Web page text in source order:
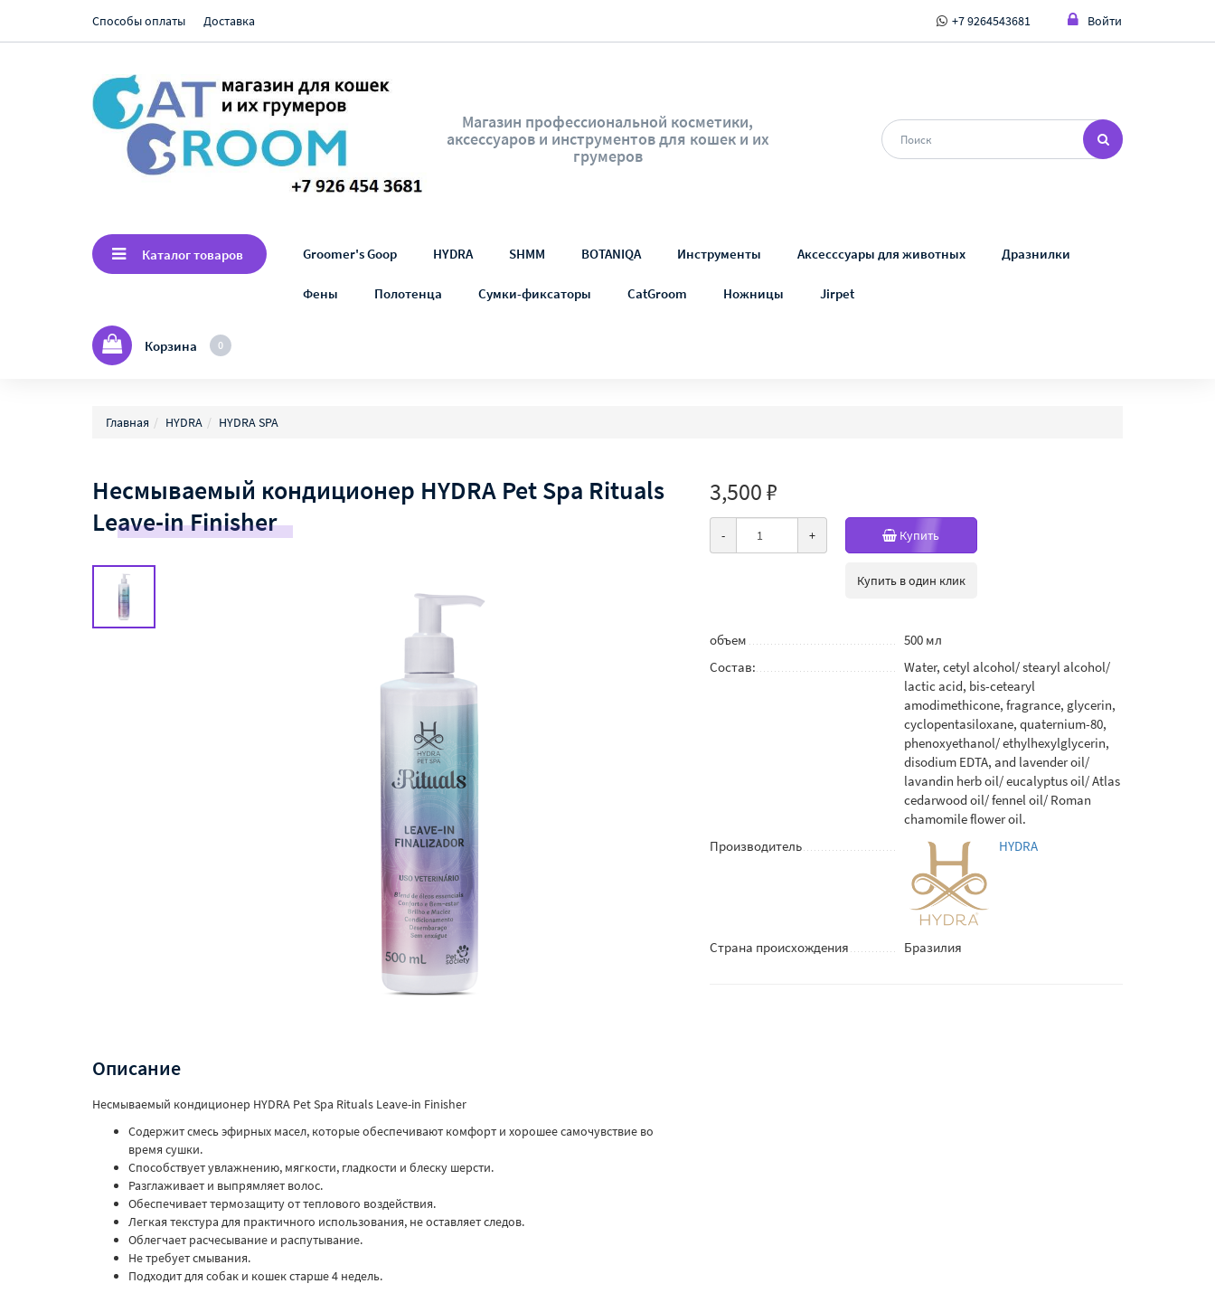
Способы оплаты Доставка +7 9264543681 Войти
Магазин профессиональной косметики,
аксессуаров и инструментов для кошек и их
грумеров
Каталог товаров Groomer's Goop HYDRA SHMM BOTANIQA Инструменты Аксесссуары для животных Дразнилки
Фены Полотенца Сумки-фиксаторы CatGroom Ножницы Jirpet
0
Корзина
Главная HYDRA HYDRA SPA
Несмываемый кондиционер HYDRA Pet Spa Rituals
Leave-in Finisher
Описание
Несмываемый кондиционер HYDRA Pet Spa Rituals Leave-in Finisher
Содержит смесь эфирных масел, которые обеспечивают комфорт и хорошее самочувствие во
время сушки.
Способствует увлажнению, мягкости, гладкости и блеску шерсти.
Разглаживает и выпрямляет волос.
Обеспечивает термозащиту от теплового воздействия.
Легкая текстура для практичного использования, не оставляет следов.
Облегчает расчесывание и распутывание.
Не требует смывания.
Подходит для собак и кошек старше 4 недель.
3,500 ₽
- + Купить
Купить в один клик
объем
500 мл
Состав:
Water, cetyl alcohol/ stearyl alcohol/
lactic acid, bis-cetearyl
amodimethicone, fragrance, glycerin,
cyclopentasiloxane, quaternium-80,
phenoxyethanol/ ethylhexylglycerin,
disodium EDTA, and lavender oil/
lavandin herb oil/ eucalyptus oil/ Atlas
cedarwood oil/ fennel oil/ Roman
chamomile flower oil.
Производитель
HYDRA
Страна происхождения Бразилия